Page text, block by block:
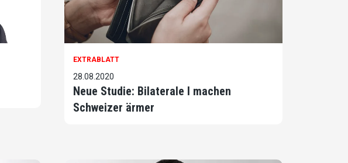
EXTRABLATT
28.08.2020
Neue Studie: Bilaterale I machen
Schweizer ärmer